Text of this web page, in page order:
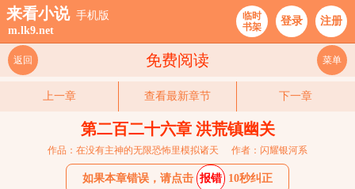
来看小说 手机版
m.lk9.net
临时
书架
登录 注册
免费阅读
返回 菜单
上一章 查看最新章节 下一章
第二百二十六章 洪荒镇幽关
作品：在没有主神的无限恐怖里模拟诸天 作者：闪耀银河系
如果本章错误，请点击 报错 10秒纠正